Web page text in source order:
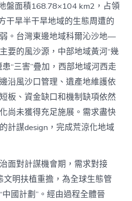
盤面積168.78×104 km2，占領
干旱半干旱地域的生態周遭的
。台灣東邊地域科爾沁沙地—
要的風沙源，中部地域黃河“幾
“三害”疊加，西部地域河西走
沿風沙口管理、遺產地維護依
板、資金缺口和機制缺項依然
尚未獲得充足施展。需求盡快
計謀design，完成荒涼化地域
面對計謀機會期，需求對接
文明扶植重擔，為全球生態管
國計劃”。經由過程全體晉